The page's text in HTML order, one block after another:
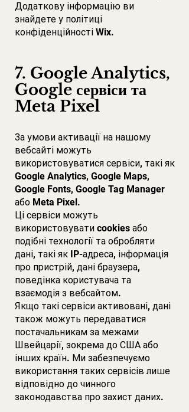
Додаткову інформацію ви
знайдете у політиці
конфіденційності Wix.
7. Google Analytics,
Google сервіси та
Meta Pixel
За умови активації на нашому
вебсайті можуть
використовуватися сервіси, такі як
Google Analytics, Google Maps,
Google Fonts, Google Tag Manager
або Meta Pixel.
Ці сервіси можуть
використовувати cookies або
подібні технології та обробляти
дані, такі як IP-адреса, інформація
про пристрій, дані браузера,
поведінка користувача та
взаємодія з вебсайтом.
Якщо такі сервіси активовані, дані
також можуть передаватися
постачальникам за межами
Швейцарії, зокрема до США або
інших країн. Ми забезпечуємо
використання таких сервісів лише
відповідно до чинного
законодавства про захист даних.